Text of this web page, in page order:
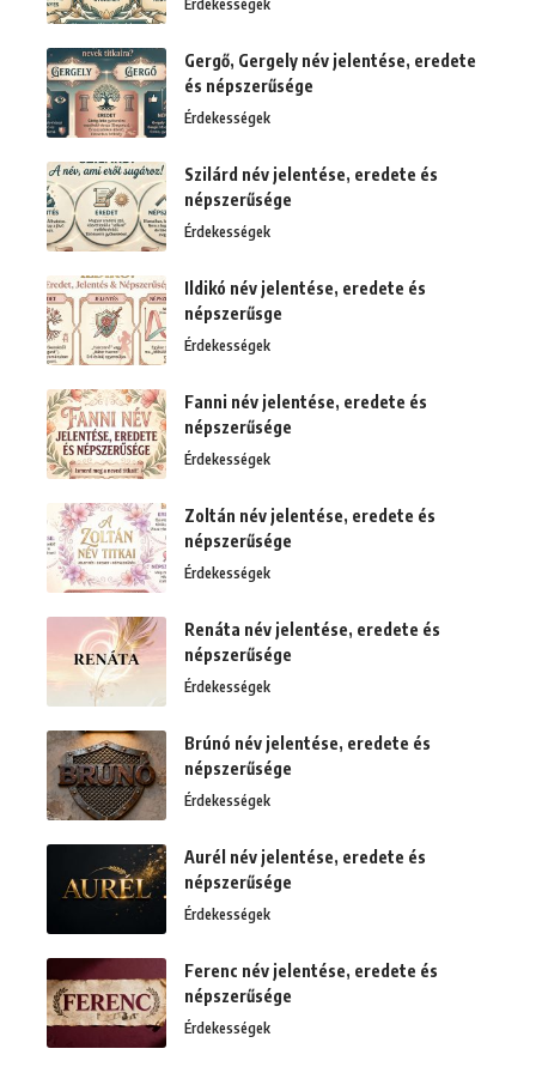
Érdekességek
Gergő, Gergely név jelentése, eredete
és népszerűsége
Érdekességek
Szilárd név jelentése, eredete és
népszerűsége
Érdekességek
Ildikó név jelentése, eredete és
népszerűsge
Érdekességek
Fanni név jelentése, eredete és
népszerűsége
Érdekességek
Zoltán név jelentése, eredete és
népszerűsége
Érdekességek
Renáta név jelentése, eredete és
népszerűsége
Érdekességek
Brúnó név jelentése, eredete és
népszerűsége
Érdekességek
Aurél név jelentése, eredete és
népszerűsége
Érdekességek
Ferenc név jelentése, eredete és
népszerűsége
Érdekességek